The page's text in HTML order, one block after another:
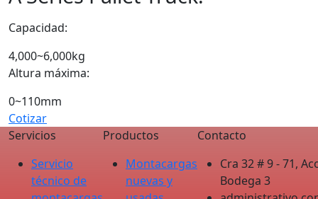
Capacidad:
4,000~6,000kg
Altura máxima:
0~110mm
Cotizar
Servicios
Servicio
técnico de
Productos
Montacargas
nuevas y
Contacto
Cra 32 # 9 - 71,
Bodega 3 ‎ ‎ ‎